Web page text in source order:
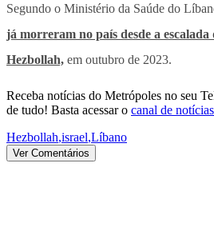
Segundo o Ministério da Saúde do
já morreram no país desde a
Hezbollah, em outubro de 2023.
Receba notícias do Metrópoles no seu
de tudo! Basta acessar o canal de
Hezbollah,israel,Líbano
Ver Comentários